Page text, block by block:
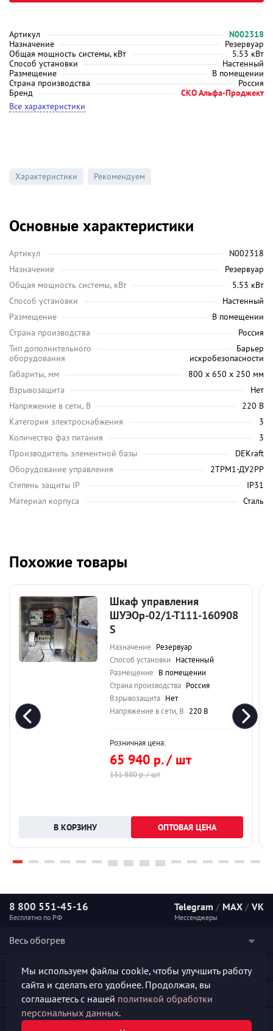
Артикул
N002318
Назначение
Резервуар
Общая мощность системы, кВт
5.53 кВт
Способ установки
Настенный
Размещение
В помещении
Страна производства
Россия
Бренд
СКО Альфа-Проджект
Все характеристики
Характеристики Рекомендуем
Основные характеристики
Артикул
N002318
Назначение
Резервуар
Общая мощность системы, кВт
5.53 кВт
Способ установки
Настенный
Размещение
В помещении
Страна производства
Россия
Тип дополнительного
оборудования
Барьер
искробезопасности
Габариты, мм
800 х 650 х 250 мм
Взрывозащита
Нет
Напряжение в сети, В
220 В
Категория электроснабжения
3
Количество фаз питания
3
Производитель элементной базы
DEKraft
Оборудование управления
2ТРМ1-ДУ2РР
Степень защиты IP
IP31
Материал корпуса
Сталь
Похожие товары
Шкаф управления
ШУЭОр-02/1-Т111-160908
S
Назначение Резервуар
Способ установки Настенный
Размещение В помещении
Страна производства Россия
Взрывозащита Нет
Напряжение в сети, В 220 В
Розничная цена:
65 940 р. / шт
131 880 р. / шт
ОПТОВАЯ ЦЕНА
8 800 551-45-16
Бесплатно по РФ
Telegram / MAX / VK
Мессенджеры
Весь обогрев
Наши услуги
Полезная информация
Мы используем файлы cookie, чтобы улучшить работу
сайта и сделать его удобнее. Продолжая, вы
соглашаетесь с нашей политикой обработки
персональных данных.